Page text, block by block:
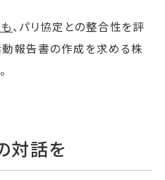
、パリ協定との整合性を評
報告書の作成を求める株
対話を